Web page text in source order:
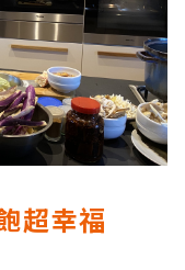
超幸福